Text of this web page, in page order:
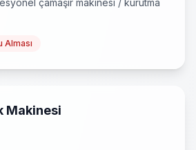
çamaşır makinesi / kurutma
Alması
Makinesi